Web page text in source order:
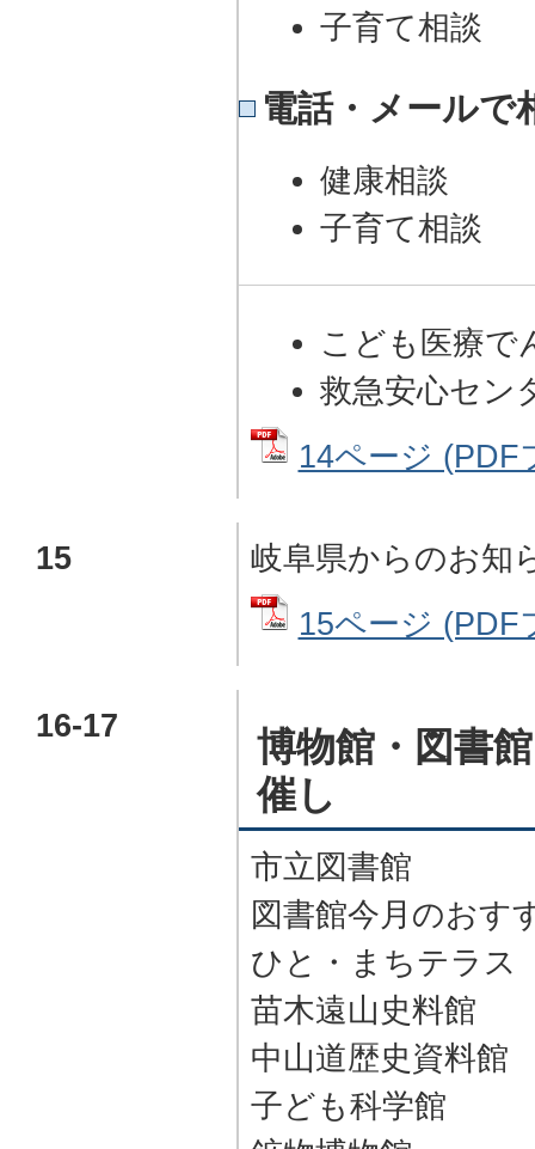
子育て相談
電話・メールで
健康相談
子育て相談
こども医療で
救急安心セン
14ページ (PDF
15
岐阜県からのお知
15ページ (PDF
16-17
博物館・図書
催し
市立図書館
図書館今月のおす
ひと・まちテラス
苗木遠山史料館
中山道歴史資料館
子ども科学館